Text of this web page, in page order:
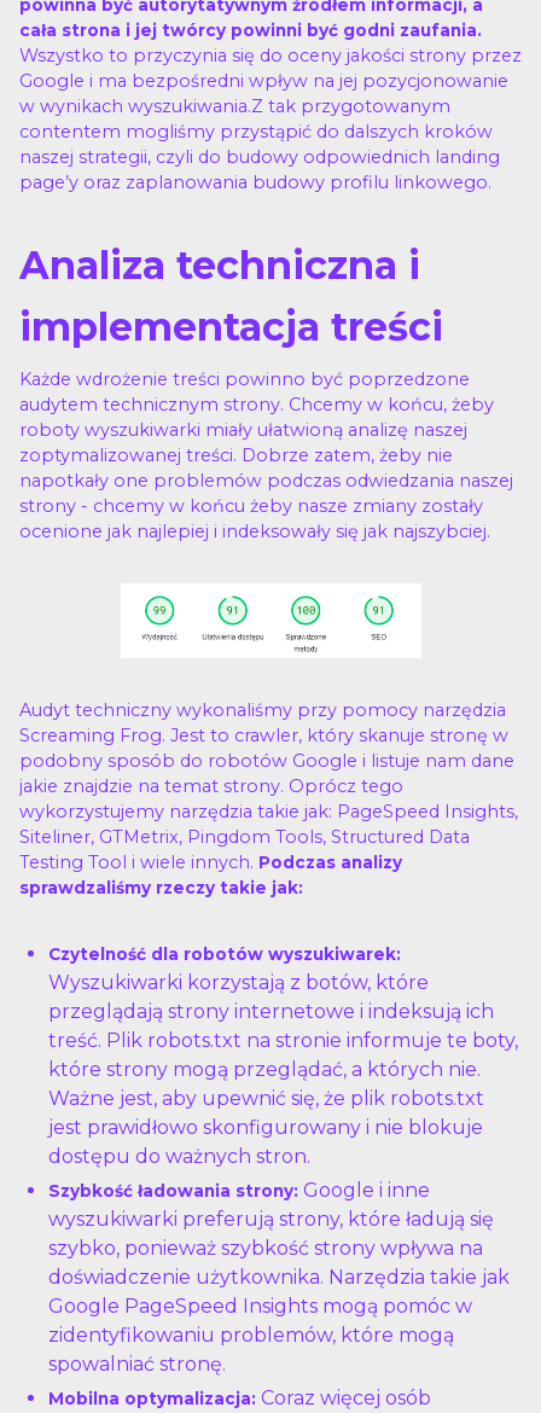
powinna być autorytatywnym źródłem informacji, a
cała strona i jej twórcy powinni być godni zaufania.
Wszystko to przyczynia się do oceny jakości strony przez
Google i ma bezpośredni wpływ na jej pozycjonowanie
w wynikach wyszukiwania.Z tak przygotowanym
contentem mogliśmy przystąpić do dalszych kroków
naszej strategii, czyli do budowy odpowiednich landing
page’y oraz zaplanowania budowy profilu linkowego.
Analiza techniczna i
implementacja treści
Każde wdrożenie treści powinno być poprzedzone
audytem technicznym strony. Chcemy w końcu, żeby
roboty wyszukiwarki miały ułatwioną analizę naszej
zoptymalizowanej treści. Dobrze zatem, żeby nie
napotkały one problemów podczas odwiedzania naszej
strony - chcemy w końcu żeby nasze zmiany zostały
ocenione jak najlepiej i indeksowały się jak najszybciej.
Audyt techniczny wykonaliśmy przy pomocy narzędzia
Screaming Frog. Jest to crawler, który skanuje stronę w
podobny sposób do robotów Google i listuje nam dane
jakie znajdzie na temat strony. Oprócz tego
wykorzystujemy narzędzia takie jak: PageSpeed Insights,
Siteliner, GTMetrix, Pingdom Tools, Structured Data
Testing Tool i wiele innych. Podczas analizy
sprawdzaliśmy rzeczy takie jak:
Czytelność dla robotów wyszukiwarek:
Wyszukiwarki korzystają z botów, które
przeglądają strony internetowe i indeksują ich
treść. Plik robots.txt na stronie informuje te boty,
które strony mogą przeglądać, a których nie.
Ważne jest, aby upewnić się, że plik robots.txt
jest prawidłowo skonfigurowany i nie blokuje
dostępu do ważnych stron.
Szybkość ładowania strony: Google i inne
wyszukiwarki preferują strony, które ładują się
szybko, ponieważ szybkość strony wpływa na
doświadczenie użytkownika. Narzędzia takie jak
Google PageSpeed Insights mogą pomóc w
zidentyfikowaniu problemów, które mogą
spowalniać stronę.
Mobilna optymalizacja: Coraz więcej osób